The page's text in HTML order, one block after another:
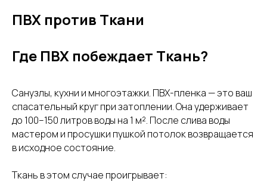
ПВХ против Ткани
Где ПВХ побеждает Ткань?
Санузлы, кухни и многоэтажки. ПВХ-пленка — это ваш
спасательный круг при затоплении. Она удерживает
до 100–150 литров воды на 1 м². После слива воды
мастером и просушки пушкой потолок возвращается
в исходное состояние.
Ткань в этом случае проигрывает: